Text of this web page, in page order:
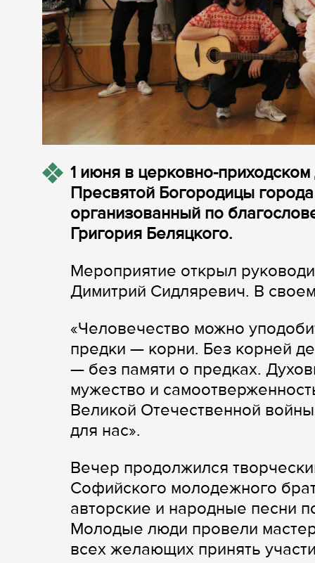
1 июня в церковно-
Пресвятой Богородицы
организованный по
Григория Беляцкого.
Мероприятие открыл
Димитрий Сидляревич. В
«Человечество можно
предки — корни. Без корней
— без памяти о предках.
мужество и
Великой Отечественной
для нас».
Вечер продолжился
Софийского молодежного
авторские и народные песни
Молодые люди провели
всех желающих принять